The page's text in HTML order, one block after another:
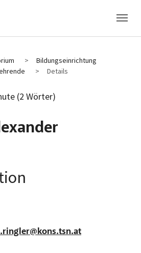
Bildungseinrichtung
Details
(2 Wörter)